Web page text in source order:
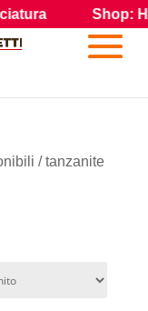
/ tanzanite
Shop: Hair